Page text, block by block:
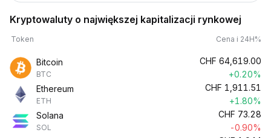
Kryptowaluty o największej kapitalizacji rynkowej
Token Cena i 24H%
Bitcoin
BTC
CHF 64,619.00
+0.20%
Ethereum
ETH
CHF 1,911.51
+1.80%
Solana
SOL
CHF 73.28
-0.90%